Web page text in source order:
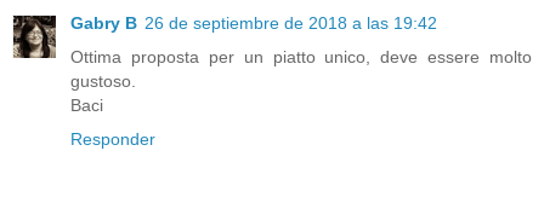
Gabry B 26 de septiembre de 2018 a las 19:42
Ottima proposta per un piatto unico, deve essere molto
gustoso.
Baci
Responder